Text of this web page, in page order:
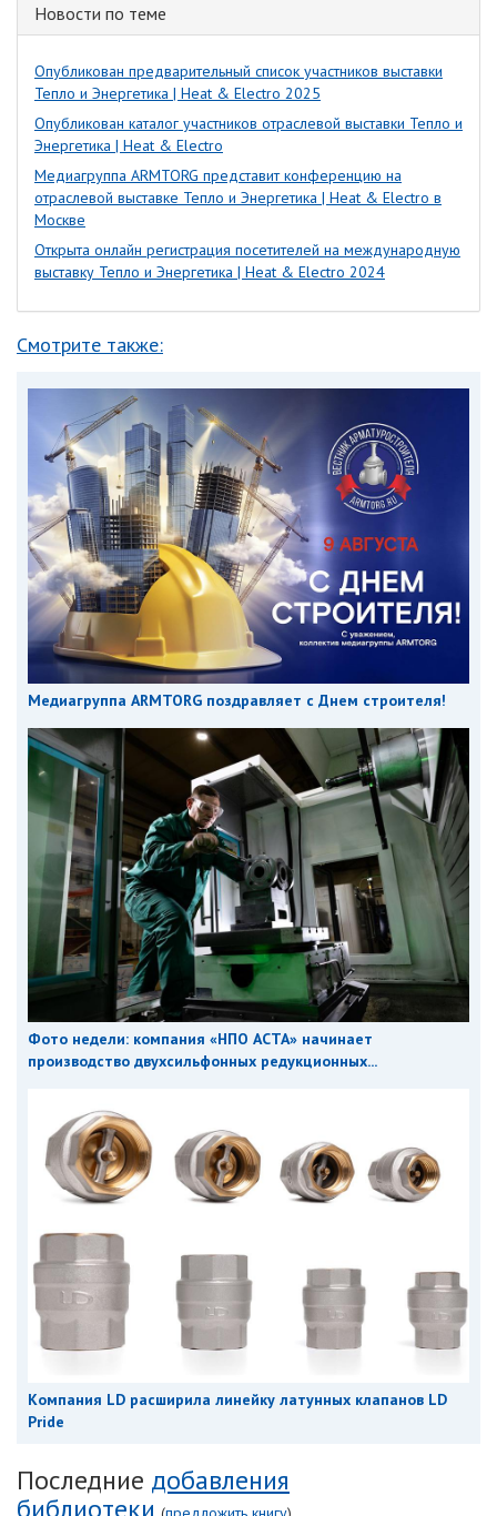
Новости по теме
Опубликован предварительный список участников выставки
Тепло и Энергетика | Heat & Electro 2025
Опубликован каталог участников отраслевой выставки Тепло и
Энергетика | Heat & Electro
Медиагруппа ARMTORG представит конференцию на
отраслевой выставке Тепло и Энергетика | Heat & Electro в
Москве
Открыта онлайн регистрация посетителей на международную
выставку Тепло и Энергетика | Heat & Electro 2024
Смотрите также:
Медиагруппа ARMTORG поздравляет с Днем строителя!
Фото недели: компания «НПО АСТА» начинает
производство двухсильфонных редукционных...
Компания LD расширила линейку латунных клапанов LD
Pride
Последние добавления